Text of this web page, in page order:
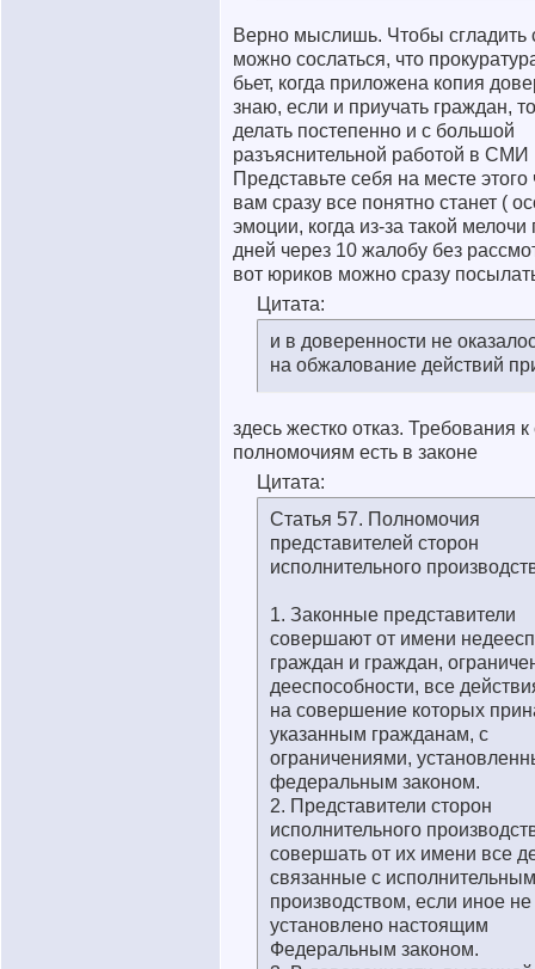
Верно мыслишь. Чтобы сгладить
можно сослаться, что
бьет, когда приложена копия
знаю, если и приучать граждан,
делать постепенно и с большой
разъяснительной работой в СМИ
Представьте себя на месте этого
вам сразу все понятно станет (
эмоции, когда из-за такой
дней через 10 жалобу без
вот юриков можно сразу
Цитата:
и в доверенности не
на обжалование действий
здесь жестко отказ. Требования к
полномочиям есть в законе
Цитата:
Статья 57. Полномочия
представителей сторон
исполнительного
1. Законные представители
совершают от имени
граждан и граждан,
дееспособности, все
на совершение которых
указанным гражданам, с
ограничениями,
федеральным законом.
2. Представители сторон
исполнительного
совершать от их имени все
связанные с исполнительным
производством, если иное не
установлено настоящим
Федеральным законом.